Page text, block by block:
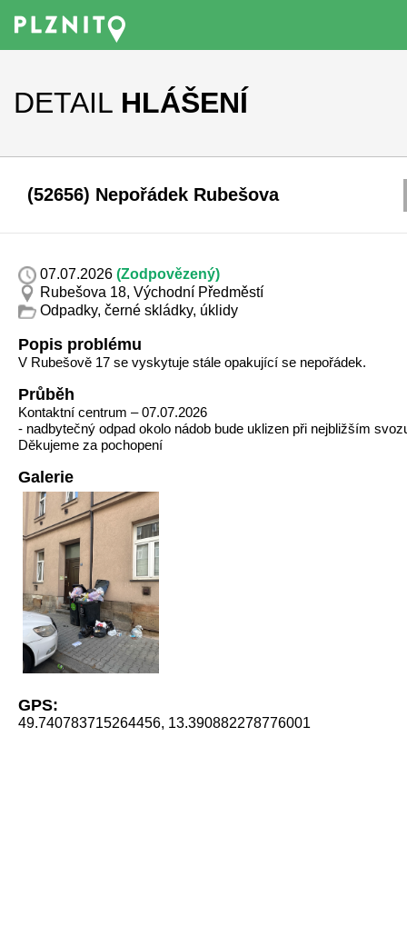
DETAIL HLÁŠENÍ
(52656) Nepořádek Rubešova
07.07.2026 (Zodpovězený)
Rubešova 18, Východní Předměstí
Odpadky, černé skládky, úklidy
Popis problému
V Rubešově 17 se vyskytuje stále opakující se nepořádek.
Průběh
Kontaktní centrum – 07.07.2026
- nadbytečný odpad okolo nádob bude uklizen při nejbližším
Děkujeme za pochopení
Galerie
GPS:
49.740783715264456, 13.390882278776001